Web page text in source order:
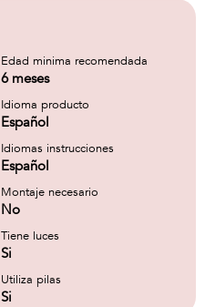
Edad minima recomendada
6 meses
Idioma producto
Español
Idiomas instrucciones
Español
Montaje necesario
No
Tiene luces
Si
Utiliza pilas
Si